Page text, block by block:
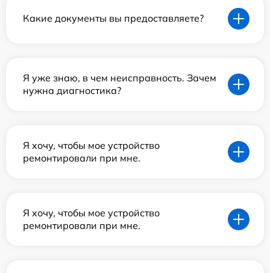
Какие документы вы предоставляете?
Я уже знаю, в чем неисправность. Зачем
нужна диагностика?
Я хочу, чтобы мое устройство
ремонтировали при мне.
Я хочу, чтобы мое устройство
ремонтировали при мне.